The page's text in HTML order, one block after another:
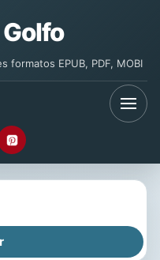
formatos EPUB, PDF, MOBI